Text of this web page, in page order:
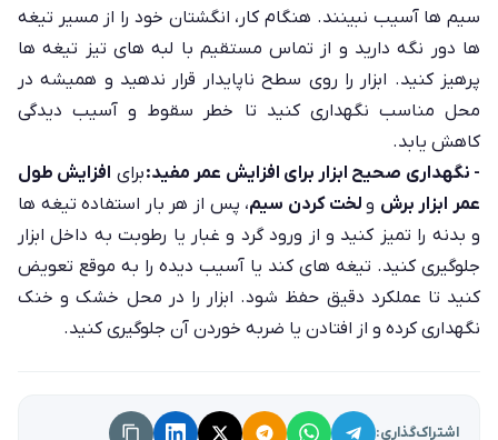
سیم ها آسیب نبینند. هنگام کار، انگشتان خود را از مسیر تیغه
ها دور نگه دارید و از تماس مستقیم با لبه های تیز تیغه ها
پرهیز کنید. ابزار را روی سطح ناپایدار قرار ندهید و همیشه در
محل مناسب نگهداری کنید تا خطر سقوط و آسیب دیدگی
کاهش یابد.
- نگهداری صحیح ابزار برای افزایش عمر مفید:برای افزایش طول
عمر ابزار برش ولخت کردن سیم، پس از هر بار استفاده تیغه ها
و بدنه را تمیز کنید و از ورود گرد و غبار یا رطوبت به داخل ابزار
جلوگیری کنید. تیغه های کند یا آسیب دیده را به موقع تعویض
کنید تا عملکرد دقیق حفظ شود. ابزار را در محل خشک و خنک
نگهداری کرده و از افتادن یا ضربه خوردن آن جلوگیری کنید.
اشتراک‌گذاری: